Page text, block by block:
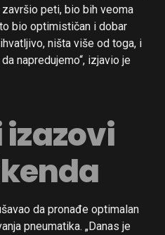
peti, bio bih veoma
bio optimističan i dobar
ništa više od toga, i
napredujemo“, izjavio je
izazovi
da pronađe optimalan
pneumatika. „Danas je